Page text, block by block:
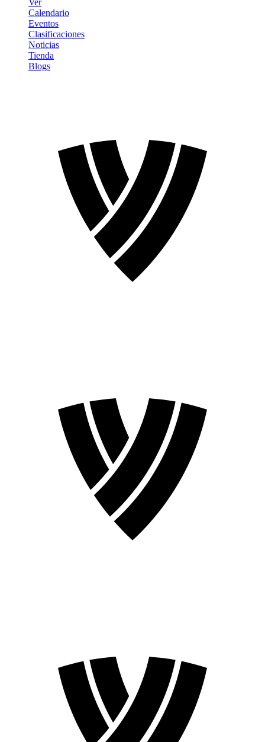
Ver
Calendario
Eventos
Clasificaciones
Noticias
Tienda
Blogs